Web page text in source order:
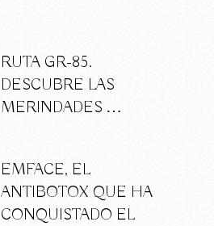
RUTA GR-85.
DESCUBRE LAS
MERINDADES …
EMFACE, EL
ANTIBOTOX QUE HA
CONQUISTADO EL